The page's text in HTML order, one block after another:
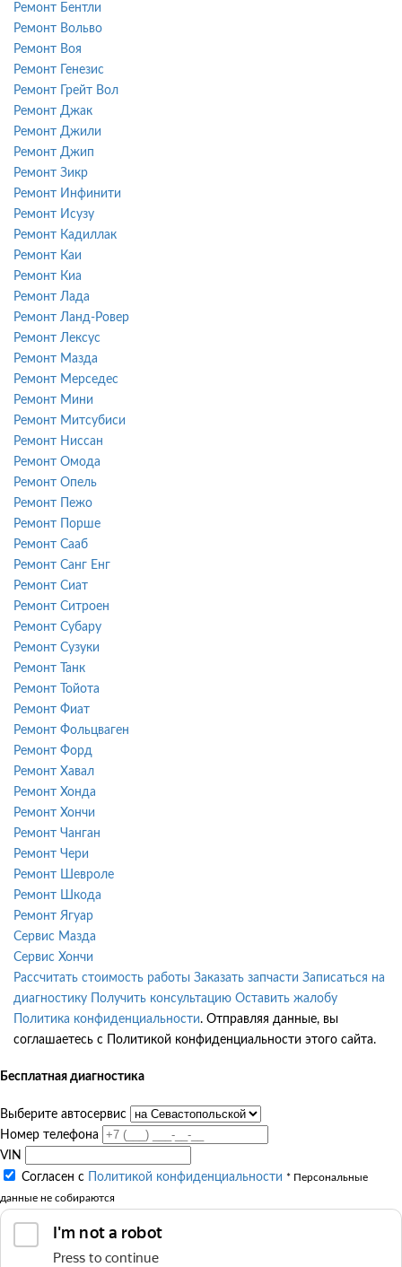
Ремонт Бентли
Ремонт Вольво
Ремонт Воя
Ремонт Генезис
Ремонт Грейт Вол
Ремонт Джак
Ремонт Джили
Ремонт Джип
Ремонт Зикр
Ремонт Инфинити
Ремонт Исузу
Ремонт Кадиллак
Ремонт Каи
Ремонт Киа
Ремонт Лада
Ремонт Ланд-Ровер
Ремонт Лексус
Ремонт Мазда
Ремонт Мерседес
Ремонт Мини
Ремонт Митсубиси
Ремонт Ниссан
Ремонт Омода
Ремонт Опель
Ремонт Пежо
Ремонт Порше
Ремонт Сааб
Ремонт Санг Енг
Ремонт Сиат
Ремонт Ситроен
Ремонт Субару
Ремонт Сузуки
Ремонт Танк
Ремонт Тойота
Ремонт Фиат
Ремонт Фольцваген
Ремонт Форд
Ремонт Хавал
Ремонт Хонда
Ремонт Хончи
Ремонт Чанган
Ремонт Чери
Ремонт Шевроле
Ремонт Шкода
Ремонт Ягуар
Сервис Мазда
Сервис Хончи
Рассчитать стоимость работы Заказать запчасти Записаться на
диагностику
Получить консультацию Оставить жалобу
Политика конфиденциальности. Отправляя данные, вы
соглашаетесь с Политикой конфиденциальности этого сайта.
Бесплатная диагностика
Выберите автосервис
Номер телефона
VIN
Согласен с
Политикой конфиденциальности * Персональные
данные не собираются